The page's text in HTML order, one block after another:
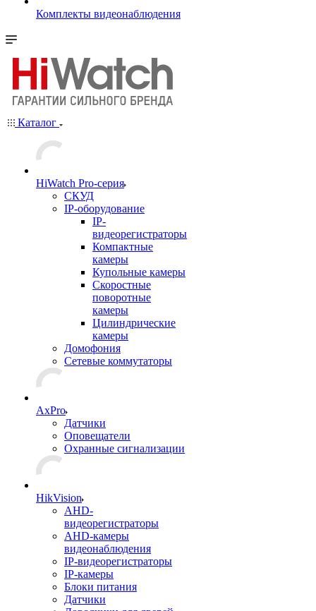
Комплекты видеонаблюдения
Каталог
HiWatch Pro-серия
CКУД
IP-оборудование
IP-
видеорегистраторы
Компактные
камеры
Купольные камеры
Скоростные
поворотные
камеры
Цилиндрические
камеры
Домофония
Сетевые коммутаторы
AxPro
Датчики
Оповещатели
Охранные сигнализации
HikVision
AHD-
видеорегистраторы
AHD-камеры
видеонаблюдения
IP-видеорегистраторы
IP-камеры
Блоки питания
Датчики